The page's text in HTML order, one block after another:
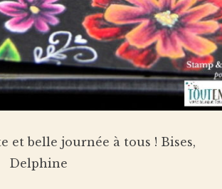
et belle journée à tous ! Bises,
Delphine